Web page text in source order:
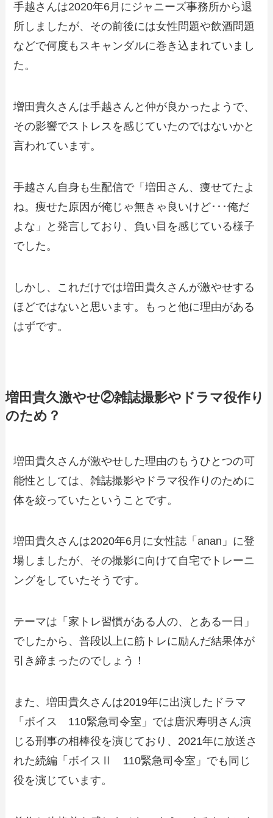
手越さんは2020年6月にジャニーズ事務所から退
所しましたが、その前後には女性問題や飲酒問題
などで何度もスキャンダルに巻き込まれていまし
た。
増田貴久さんは手越さんと仲が良かったようで、
その影響でストレスを感じていたのではないかと
言われています。
手越さん自身も生配信で「増田さん、痩せてたよ
ね。痩せた原因が俺じゃ無きゃ良いけど･･･俺だ
よな」と発言しており、負い目を感じている様子
でした。
しかし、これだけでは増田貴久さんが激やせする
ほどではないと思います。もっと他に理由がある
はずです。
増田貴久激やせ②雑誌撮影やドラマ役作り
のため？
増田貴久さんが激やせした理由のもうひとつの可
能性としては、雑誌撮影やドラマ役作りのために
体を絞っていたということです。
増田貴久さんは2020年6月に女性誌「anan」に登
場しましたが、その撮影に向けて自宅でトレーニ
ングをしていたそうです。
テーマは「家トレ習慣がある人の、とある一日」
でしたから、普段以上に筋トレに励んだ結果体が
引き締まったのでしょう！
また、増田貴久さんは2019年に出演したドラマ
「ボイス 110緊急司令室」では唐沢寿明さん演
じる刑事の相棒役を演じており、2021年に放送さ
れた続編「ボイスⅡ 110緊急司令室」でも同じ
役を演じています。